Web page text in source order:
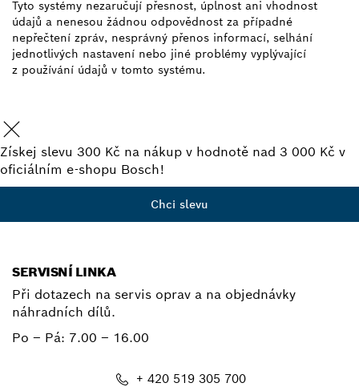
Tyto systémy nezaručují přesnost, úplnost ani vhodnost
údajů a nenesou žádnou odpovědnost za případné
nepřečtení zpráv, nesprávný přenos informací, selhání
jednotlivých nastavení nebo jiné problémy vyplývající
z používání údajů v tomto systému.
Získej slevu 300 Kč na nákup v hodnotě nad 3 000 Kč v
oficiálním e-shopu Bosch!
Chci slevu
SERVISNÍ LINKA
Při dotazech na servis oprav a na objednávky
náhradních dílů.
Po – Pá: 7.00 – 16.00
+ 420 519 305 700